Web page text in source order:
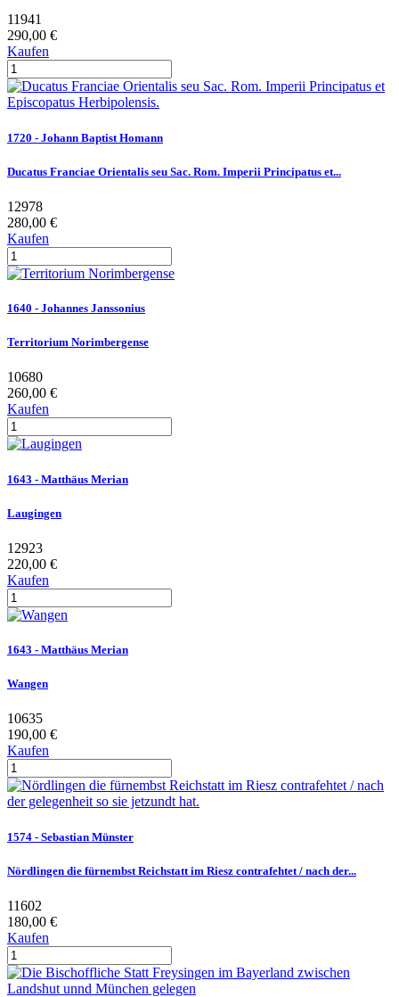
11941
290,00 €
Kaufen
1720 - Johann Baptist Homann
Ducatus Franciae Orientalis seu Sac. Rom. Imperii Principatus et...
12978
280,00 €
Kaufen
1640 - Johannes Janssonius
Territorium Norimbergense
10680
260,00 €
Kaufen
1643 - Matthäus Merian
Laugingen
12923
220,00 €
Kaufen
1643 - Matthäus Merian
Wangen
10635
190,00 €
Kaufen
1574 - Sebastian Münster
Nördlingen die fürnembst Reichstatt im Riesz contrafehtet / nach der...
11602
180,00 €
Kaufen